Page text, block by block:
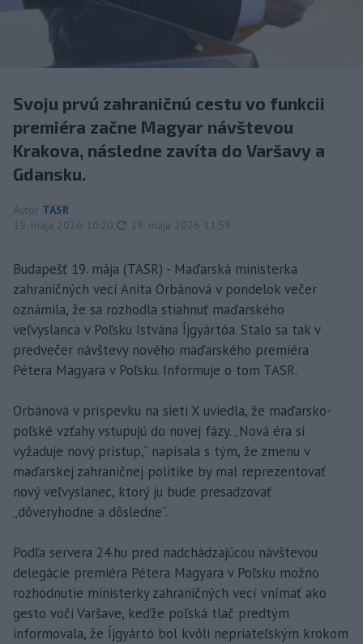
Svoju prvú zahraničnú cestu vo funkcii
premiéra začne Magyar návštevou
Krakova, následne zavíta do Varšavy a
Gdansku.
Autor TASR
19. mája 2026 10:20
aktualizované
19. mája 2026 11:59
Budapešť 19. mája (TASR) - Maďarská ministerka
zahraničných vecí Anita Orbánová v pondelok večer
oznámila, že sa rozhodla stiahnuť maďarského
veľvyslanca v Poľsku Istvána Íjgyártóa. Stalo sa tak v
predvečer návštevy nového maďarského premiéra
Pétera Magyara v Poľsku. Informuje o tom TASR.
Orbánová v príspevku na sieti X uviedla, že maďarsko-
poľské vzťahy vstupujú do novej fázy. „Nová éra si
vyžaduje nový prístup,“ napísala s tým, že zmenu v
maďarskej zahraničnej politike by mal reprezentovať
nový veľvyslanec, ktorý ju bude presadzovať
„dôveryhodne a dôsledne“.
Podľa servera 24.hu pred nadchádzajúcou návštevou
delegácie premiéra Pétera Magyara v Poľsku možno
rozhodnutie ministerky zahraničných vecí vnímať ako
gesto voči Varšave, keďže poľská tlač predtým
informovala, že Íjgyártó bol kvôli nepriateľským krokom